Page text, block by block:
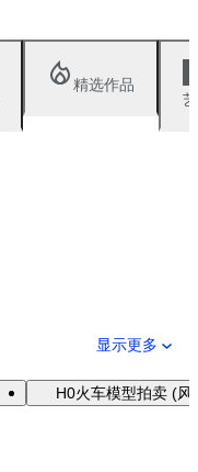
精选作品
显示更多
H0火车模型拍卖 (风